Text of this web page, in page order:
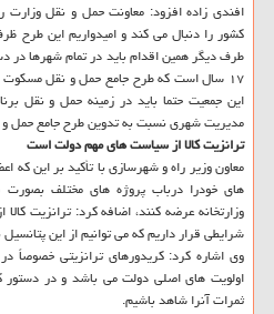
افندی زاده افزود: معاونت حمل و نقل
کشور را دنبال می کند و امیدواریم این طرح
طرف دیگر همین اقدام باید در تمام شهرها در
۱۷ سال است که طرح جامع حمل و نقل
این جمعیت حتما باید در زمینه حمل و نقل
مدیریت شهری نسبت به تدوین طرح جامع حمل و
ترانزیت کالا از سیاست های مهم دولت است
معاون وزیر راه و شهرسازی با تأکید بر این که
های خودرا درباب پروژه های مختلف
وزارتخانه عرضه کنند، اضافه کرد: ترانزیت
شرایطی قرار داریم که می توانیم از این
وی اشاره کرد: کریدورهای ترانزیتی
اولویت های اصلی دولت می باشد و در دستور
ثمرات آنرا شاهد باشیم.